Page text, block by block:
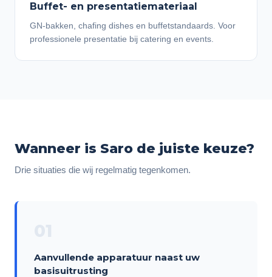
Buffet- en presentatiemateriaal
GN-bakken, chafing dishes en buffetstandaards. Voor
professionele presentatie bij catering en events.
Wanneer is Saro de juiste keuze?
Drie situaties die wij regelmatig tegenkomen.
Aanvullende apparatuur naast uw
basisuitrusting